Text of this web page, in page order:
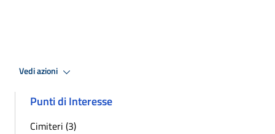
Vedi azioni
Punti di Interesse
Cimiteri (3)